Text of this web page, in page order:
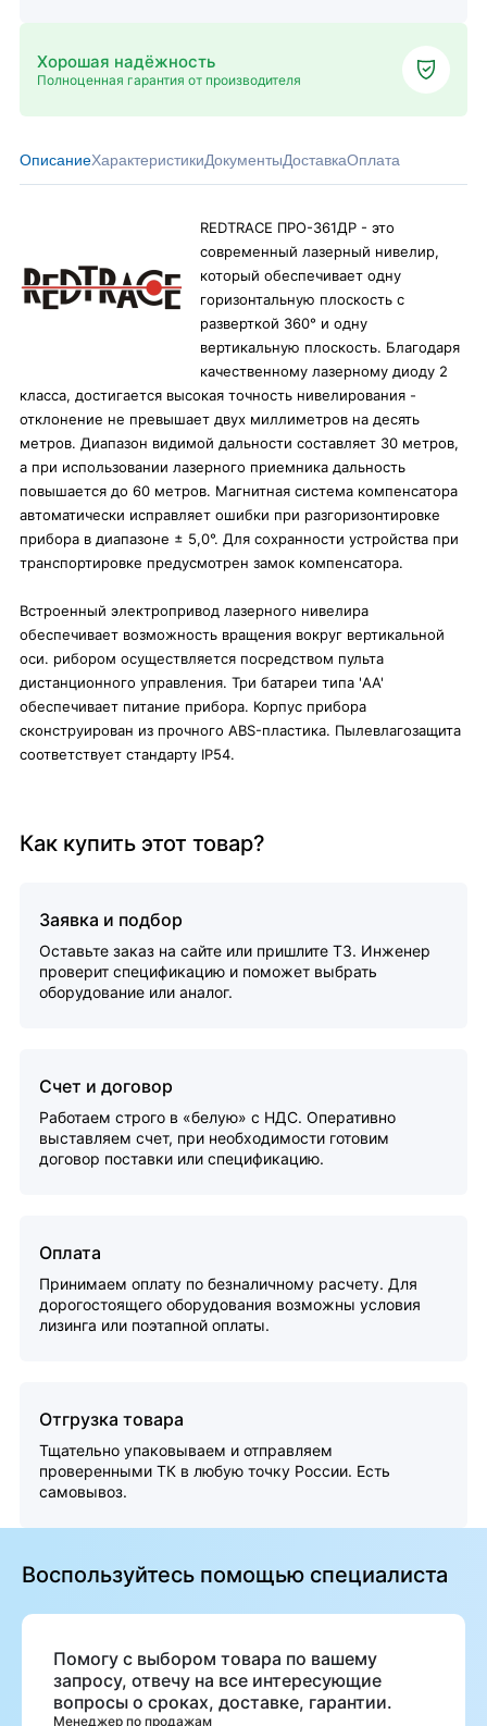
Хорошая надёжность
Полноценная гарантия от производителя
ОписаниеХарактеристикиДокументыДоставкаОплата
REDTRACE ПРО-361ДР - это
современный лазерный нивелир,
который обеспечивает одну
горизонтальную плоскость с
разверткой 360° и одну
вертикальную плоскость. Благодаря
качественному лазерному диоду 2
класса, достигается высокая точность нивелирования -
отклонение не превышает двух миллиметров на десять
метров. Диапазон видимой дальности составляет 30 метров,
а при использовании лазерного приемника дальность
повышается до 60 метров. Магнитная система компенсатора
автоматически исправляет ошибки при разгоризонтировке
прибора в диапазоне ± 5,0°. Для сохранности устройства при
транспортировке предусмотрен замок компенсатора.
Встроенный электропривод лазерного нивелира
обеспечивает возможность вращения вокруг вертикальной
оси. рибором осуществляется посредством пульта
дистанционного управления. Три батареи типа 'AA'
обеспечивает питание прибора. Корпус прибора
сконструирован из прочного ABS-пластика. Пылевлагозащита
соответствует стандарту IP54.
Как купить этот товар?
Заявка и подбор
Оставьте заказ на сайте или пришлите ТЗ. Инженер
проверит спецификацию и поможет выбрать
оборудование или аналог.
Счет и договор
Работаем строго в «белую» с НДС. Оперативно
выставляем счет, при необходимости готовим
договор поставки или спецификацию.
Оплата
Принимаем оплату по безналичному расчету. Для
дорогостоящего оборудования возможны условия
лизинга или поэтапной оплаты.
Отгрузка товара
Тщательно упаковываем и отправляем
проверенными ТК в любую точку России. Есть
самовывоз.
Воспользуйтесь помощью специалиста
Помогу с выбором товара по вашему
запросу, отвечу на все интересующие
вопросы о сроках, доставке, гарантии.
Менеджер по продажам